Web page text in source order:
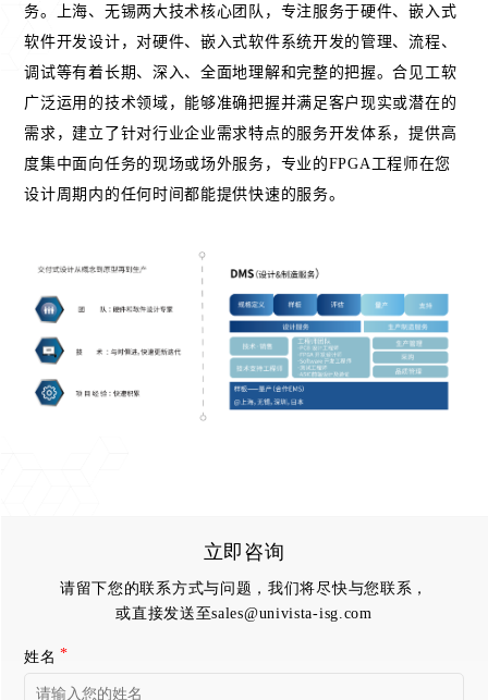
务。上海、无锡两大技术核心团队，专注服务于硬件、嵌入式
软件开发设计，对硬件、嵌入式软件系统开发的管理、流程、
调试等有着长期、深入、全面地理解和完整的把握。合见工软
广泛运用的技术领域，能够准确把握并满足客户现实或潜在的
需求，建立了针对行业企业需求特点的服务开发体系，提供高
度集中面向任务的现场或场外服务，专业的FPGA工程师在您
设计周期内的任何时间都能提供快速的服务。
立即咨询
请留下您的联系方式与问题，我们将尽快与您联系，
或直接发送至sales@univista-isg.com
姓名